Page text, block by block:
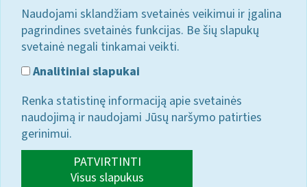
Naudojami sklandžiam svetainės veikimui ir įgalina
pagrindines svetainės funkcijas. Be šių slapukų
svetainė negali tinkamai veikti.
Analitiniai slapukai
Renka statistinę informaciją apie svetainės
naudojimą ir naudojami Jūsų naršymo patirties
gerinimui.
PATVIRTINTI
Visus slapukus